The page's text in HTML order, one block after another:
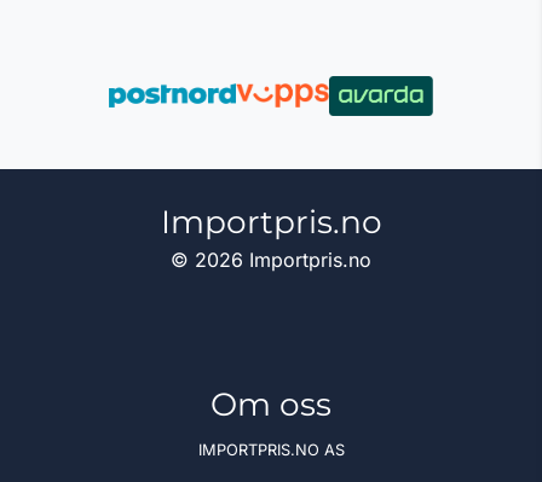
Importpris.no
© 2026 Importpris.no
Om oss
IMPORTPRIS.NO AS